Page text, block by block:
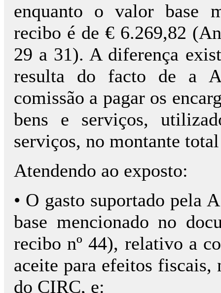
enquanto o valor base
recibo é de € 6.269,82
29 a 31). A diferença
resulta do facto de a
comissão a pagar os
bens e serviços,
serviços, no montante
Atendendo ao exposto:
• O gasto suportado pela
base mencionado no
recibo nº 44), relativo a
aceite para efeitos fiscais,
do CIRC, e: